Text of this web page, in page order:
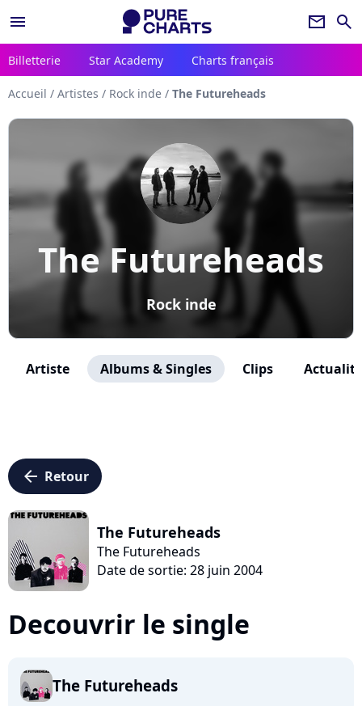
menu newsletter search
Billetterie Star Academy Charts français
Accueil / Artistes / Rock inde / The Futureheads
The Futureheads
Rock inde
Artiste Albums & Singles Clips
arrow_left Retour
The Futureheads
The Futureheads
Date de sortie: 28 juin 2004
Decouvrir le single
The Futureheads